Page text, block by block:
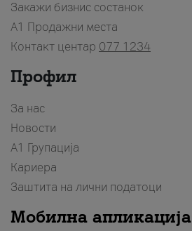
Закажи бизнис состанок
A1 Продажни места
Контакт центар 077 1234
Профил
За нас
Новости
А1 Групација
Кариера
Заштита на лични податоци
Мобилна апликација